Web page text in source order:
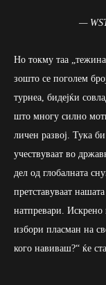
—
Но токму таа
зошто се поголем
турнеа, бидејќи
што многу силно
личен развој. Тука
учествуваат во
дел од глобалната
претставуваат
натпревари. Искрено
избори пласман на
кого навиваш?“ ќе